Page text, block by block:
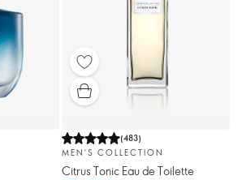
(483)
MEN'S COLLECTION
Citrus Tonic Eau de Toilette